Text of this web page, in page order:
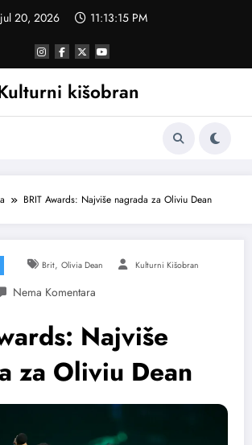
jul 20, 2026 11:13:16 PM
kišobran
BRIT Awards: Najviše nagrada za Oliviu Dean
Brit, Olivia Dean Kulturni Kišobran
Najviše
za Oliviu Dean